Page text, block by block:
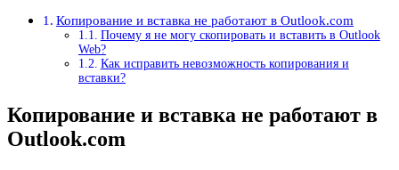
Копирование и вставка не работают в Outlook.com
Почему я не могу скопировать и вставить в Outlook
Web?
Как исправить невозможность копирования и
вставки?
Копирование и вставка не работают в
Outlook.com